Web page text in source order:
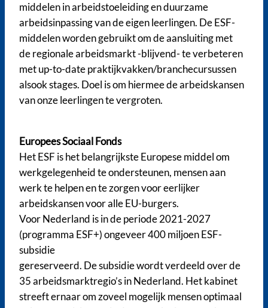
middelen in arbeidstoeleiding en duurzame
arbeidsinpassing van de eigen leerlingen. De ESF-
middelen worden gebruikt om de aansluiting met
de regionale arbeidsmarkt -blijvend- te verbeteren
met up-to-date praktijkvakken/branchecursussen
alsook stages. Doel is om hiermee de arbeidskansen
van onze leerlingen te vergroten.
Europees Sociaal Fonds
Het ESF is het belangrijkste Europese middel om
werkgelegenheid te ondersteunen, mensen aan
werk te helpen en te zorgen voor eerlijker
arbeidskansen voor alle EU-burgers.
Voor Nederland is in de periode 2021-2027
(programma ESF+) ongeveer 400 miljoen ESF-
subsidie
gereserveerd. De subsidie wordt verdeeld over de
35 arbeidsmarktregio’s in Nederland. Het kabinet
streeft ernaar om zoveel mogelijk mensen optimaal